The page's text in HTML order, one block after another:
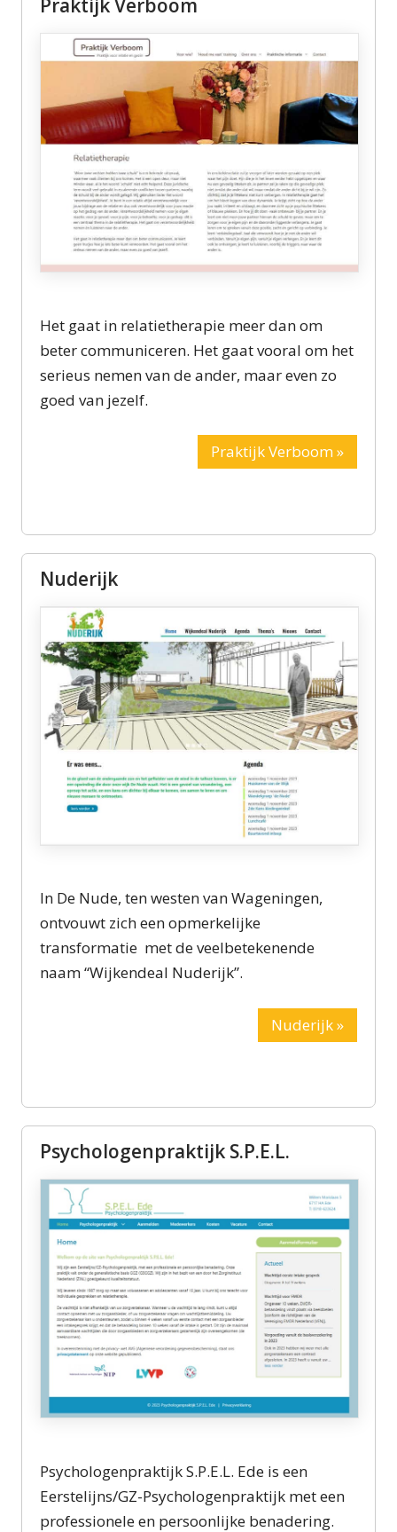
Praktijk Verboom
Het gaat in relatietherapie meer dan om
beter communiceren. Het gaat vooral om het
serieus nemen van de ander, maar even zo
goed van jezelf.
Praktijk Verboom »
Nuderijk
In De Nude, ten westen van Wageningen,
ontvouwt zich een opmerkelijke
transformatie met de veelbetekenende
naam “Wijkendeal Nuderijk”.
Nuderijk »
Psychologenpraktijk S.P.E.L.
Psychologenpraktijk S.P.E.L. Ede is een
Eerstelijns/GZ-Psychologenpraktijk met een
professionele en persoonlijke benadering.